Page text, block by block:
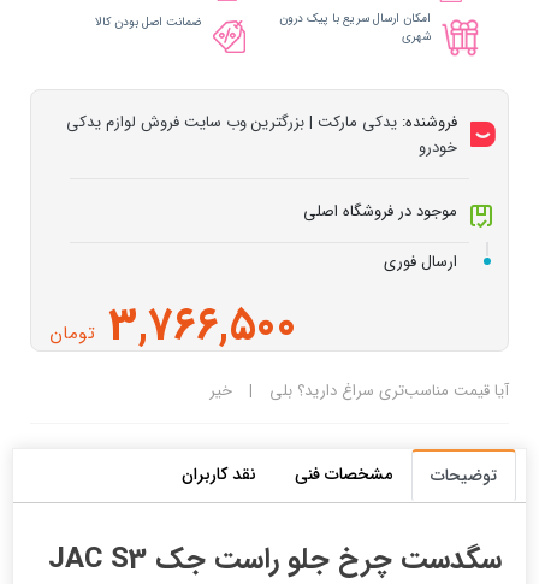
امکان ارسال سریع با پیک درون
شهری
ضمانت اصل بودن کالا
فروشنده: یدکی مارکت | بزرگترین وب سایت فروش لوازم یدکی
خودرو
موجود در فروشگاه اصلی
ارسال فوری
3,766,500 تومان
آیا قیمت مناسب‌تری سراغ دارید؟ بلی | خیر
توضیحات مشخصات فنی نقد کاربران
سگدست چرخ جلو راست جک JAC S3